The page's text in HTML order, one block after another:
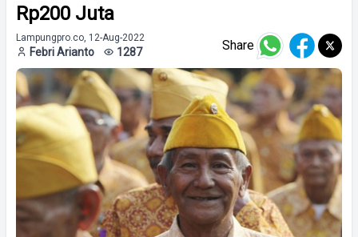
Rp200 Juta
Lampungpro.co, 12-Aug-2022
Febri Arianto 1287 Share